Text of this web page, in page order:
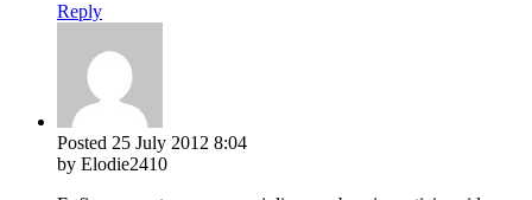
Reply
Posted 25 July 2012 8:04
by Elodie2410